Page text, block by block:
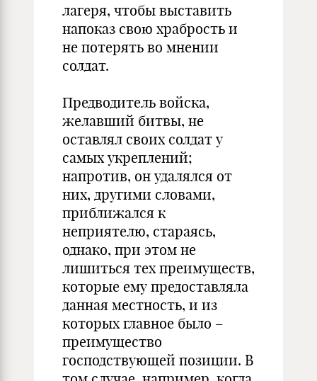
лагеря, чтобы выставить
напоказ свою храбрость и
не потерять во мнении
солдат.
Предводитель войска,
желавший битвы, не
оставлял своих солдат у
самых укреплений;
напротив, он удалялся от
них, другими словами,
приближался к
неприятелю, стараясь,
однако, при этом не
лишиться тех преимуществ,
которые ему предоставляла
данная местность, и из
которых главное было –
преимущество
господствующей позиции. В